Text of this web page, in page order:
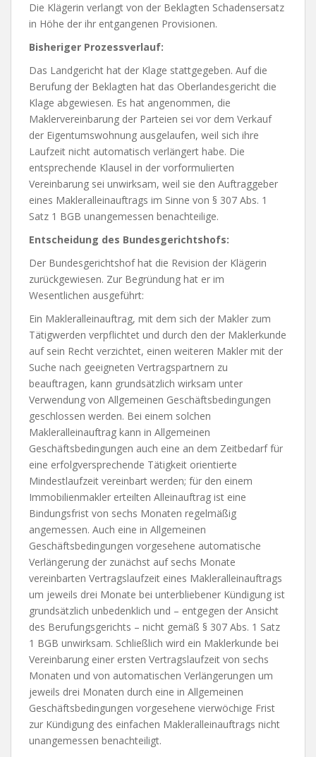
Die Klägerin verlangt von der Beklagten Schadensersatz
in Höhe der ihr entgangenen Provisionen.
Bisheriger Prozessverlauf:
Das Landgericht hat der Klage stattgegeben. Auf die
Berufung der Beklagten hat das Oberlandesgericht die
Klage abgewiesen. Es hat angenommen, die
Maklervereinbarung der Parteien sei vor dem Verkauf
der Eigentumswohnung ausgelaufen, weil sich ihre
Laufzeit nicht automatisch verlängert habe. Die
entsprechende Klausel in der vorformulierten
Vereinbarung sei unwirksam, weil sie den Auftraggeber
eines Makleralleinauftrags im Sinne von § 307 Abs. 1
Satz 1 BGB unangemessen benachteilige.
Entscheidung des Bundesgerichtshofs:
Der Bundesgerichtshof hat die Revision der Klägerin
zurückgewiesen. Zur Begründung hat er im
Wesentlichen ausgeführt:
Ein Makleralleinauftrag, mit dem sich der Makler zum
Tätigwerden verpflichtet und durch den der Maklerkunde
auf sein Recht verzichtet, einen weiteren Makler mit der
Suche nach geeigneten Vertragspartnern zu
beauftragen, kann grundsätzlich wirksam unter
Verwendung von Allgemeinen Geschäftsbedingungen
geschlossen werden. Bei einem solchen
Makleralleinauftrag kann in Allgemeinen
Geschäftsbedingungen auch eine an dem Zeitbedarf für
eine erfolgversprechende Tätigkeit orientierte
Mindestlaufzeit vereinbart werden; für den einem
Immobilienmakler erteilten Alleinauftrag ist eine
Bindungsfrist von sechs Monaten regelmäßig
angemessen. Auch eine in Allgemeinen
Geschäftsbedingungen vorgesehene automatische
Verlängerung der zunächst auf sechs Monate
vereinbarten Vertragslaufzeit eines Makleralleinauftrags
um jeweils drei Monate bei unterbliebener Kündigung ist
grundsätzlich unbedenklich und – entgegen der Ansicht
des Berufungsgerichts – nicht gemäß § 307 Abs. 1 Satz
1 BGB unwirksam. Schließlich wird ein Maklerkunde bei
Vereinbarung einer ersten Vertragslaufzeit von sechs
Monaten und von automatischen Verlängerungen um
jeweils drei Monaten durch eine in Allgemeinen
Geschäftsbedingungen vorgesehene vierwöchige Frist
zur Kündigung des einfachen Makleralleinauftrags nicht
unangemessen benachteiligt.